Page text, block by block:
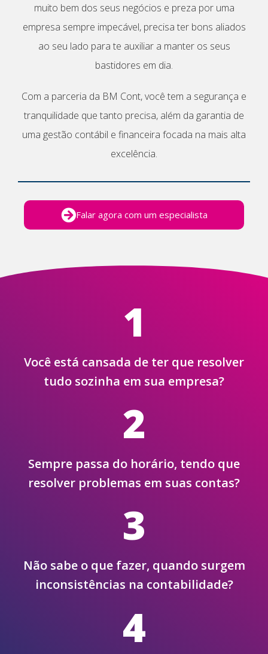
muito bem dos seus negócios e preza por uma
empresa sempre impecável, precisa ter bons aliados
ao seu lado para te auxiliar a manter os seus
bastidores em dia.
Com a parceria da BM Cont, você tem a segurança e
tranquilidade que tanto precisa, além da garantia de
uma gestão contábil e financeira focada na mais alta
excelência.
Falar agora com um especialista
1
Você está cansada de ter que resolver
tudo sozinha em sua empresa?
2
Sempre passa do horário, tendo que
resolver problemas em suas contas?
3
Não sabe o que fazer, quando surgem
inconsistências na contabilidade?
4